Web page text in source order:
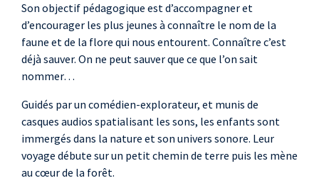
Son objectif pédagogique est d’accompagner et
d’encourager les plus jeunes à connaître le nom de la
faune et de la flore qui nous entourent. Connaître c’est
déjà sauver. On ne peut sauver que ce que l’on sait
nommer…
Guidés par un comédien-explorateur, et munis de
casques audios spatialisant les sons, les enfants sont
immergés dans la nature et son univers sonore. Leur
voyage débute sur un petit chemin de terre puis les mène
au cœur de la forêt.